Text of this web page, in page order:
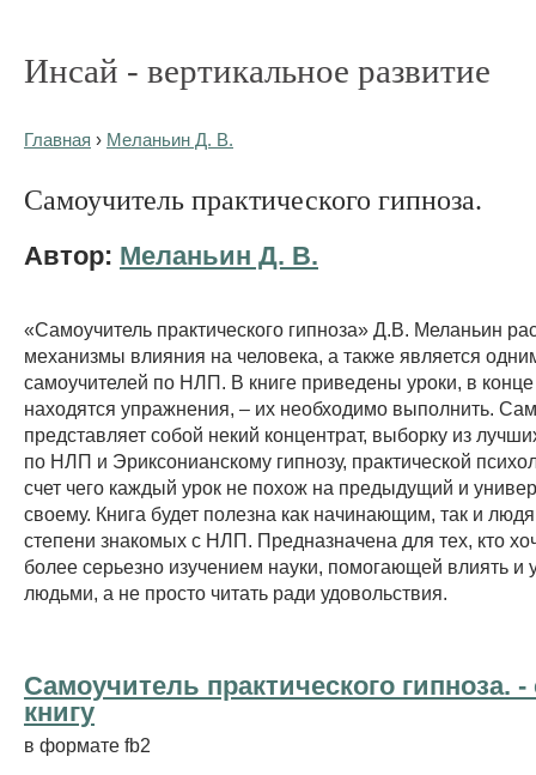
Инсай - вертикальное развитие
Главная › Меланьин Д. В.
Самоучитель практического гипноза.
Автор: Меланьин Д. В.
«Самоучитель практического гипноза» Д.В. Меланьин
механизмы влияния на человека, а также является
самоучителей по НЛП. В книге приведены уроки, в
находятся упражнения, – их необходимо выполнить.
представляет собой некий концентрат, выборку из
по НЛП и Эриксонианскому гипнозу, практической
счет чего каждый урок не похож на предыдущий и
своему. Книга будет полезна как начинающим, так и
степени знакомых с НЛП. Предназначена для тех, кто
более серьезно изучением науки, помогающей влиять и
людьми, а не просто читать ради удовольствия.
Самоучитель практического гипноза. -
книгу
в формате fb2